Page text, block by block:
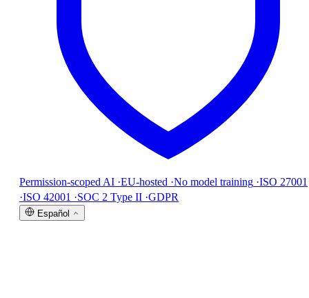
Permission-scoped AI ·EU-hosted ·No model training ·ISO 27001
·ISO 42001 ·SOC 2 Type II ·GDPR
Español